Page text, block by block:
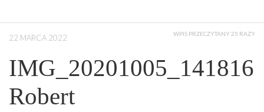
22 MARCA 2022 WPIS PRZECZYTANY 25 RAZY
IMG_20201005_141816
Robert